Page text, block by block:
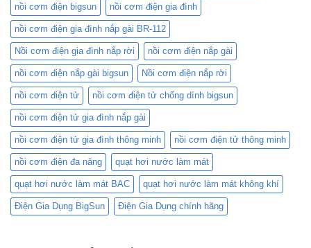
Mini:
Lựa
Chọn
Nào
Phù
Hợp
Với
Bạn?
nồi cơm điện bigsun nồi cơm điện gia đình
nồi cơm điện gia đình nắp gài BR-112
Nồi cơm điện gia đình nắp rời nồi cơm điện nắp gài
nồi cơm điện nắp gài bigsun Nồi cơm điện nắp rời
nồi cơm điện tử nồi cơm điện tử chống dính bigsun
nồi cơm điện tử gia đình nắp gài
nồi cơm điện tử gia đình thông minh nồi cơm điện tử thông minh
nồi cơm điện đa năng quạt hơi nước làm mát
quạt hơi nước làm mát BAC quạt hơi nước làm mát không khí
Điện Gia Dụng BigSun Điện Gia Dụng chính hãng